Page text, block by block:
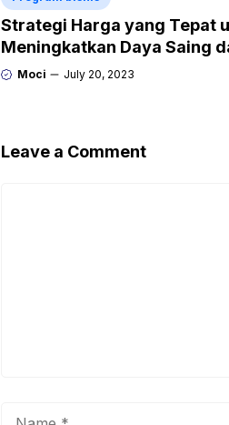
Strategi Harga yang Tepat
Meningkatkan Daya Saing
Profitabilitas
Moci July 20, 2023
Leave a Comment